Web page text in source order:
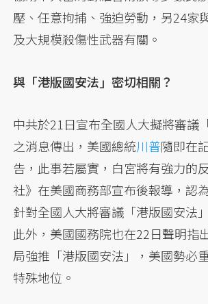
壓、任意拘捕、強迫勞動，另24家
及大規模殺傷性武器有關。
與「港版國安法」密切相關？
中共於21日宣布全國人大擬將審議
之消息傳出，美國總統川普隨即在
告，此事若屬實，白宮將有強力的
社》在美國商務部宣布後報導，認
針對全國人大將審議「港版國安法
此外，美國國務院也在22日聲明指
局強推「港版國安法」，美國勢必
特殊地位。